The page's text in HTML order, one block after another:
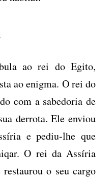
ao rei do Egito,
ao enigma. O rei do
com a sabedoria de
derrota. Ele enviou
e pediu-lhe que
O rei da Assíria
o seu cargo